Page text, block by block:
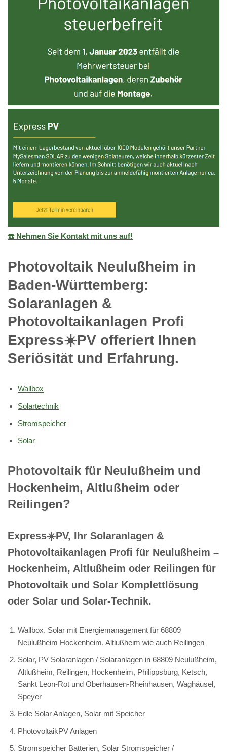
☎️ Nehmen Sie Kontakt mit uns auf!
Photovoltaik Neulußheim in
Baden-Württemberg:
Solaranlagen &
Photovoltaikanlagen Profi
Express☀️PV️ offeriert Ihnen
Seriösität und Erfahrung.
Wallbox
Solartechnik
Stromspeicher
Solar
Photovoltaik für Neulußheim und
Hockenheim, Altlußheim oder
Reilingen?
Express☀️PV️, Ihr Solaranlagen &
Photovoltaikanlagen Profi für Neulußheim –
Hockenheim, Altlußheim oder Reilingen für
Photovoltaik und Solar Komplettlösung
oder Solar und Solar-Technik.
Wallbox, Solar mit Energiemanagement für 68809
Neulußheim Hockenheim, Altlußheim wie auch Reilingen
Solar, PV Solaranlagen / Solaranlagen in 68809 Neulußheim,
Altlußheim, Reilingen, Hockenheim, Philippsburg, Ketsch,
Sankt Leon-Rot und Oberhausen-Rheinhausen, Waghäusel,
Speyer
Edle Solar Anlagen, Solar mit Speicher
PhotovoltaikPV Anlagen
Stromspeicher Batterien, Solar Stromspeicher /